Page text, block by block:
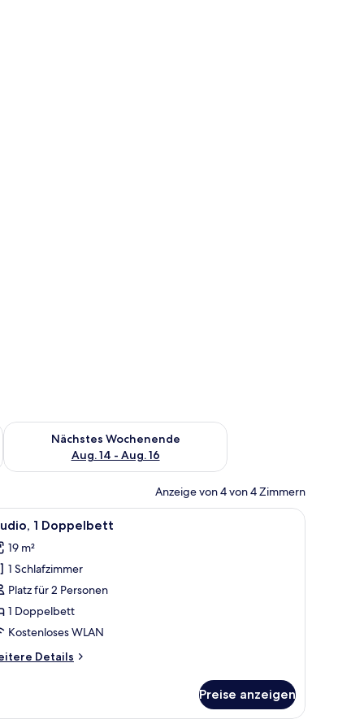
Aug. 7 - Aug. 9.
Nächstes Wochenende
Aug. 14 - Aug. 16
Überprüfe die Verfügbarkeit für nächstes Wochenende, Aug.
Anzeige von 4 von 4 Zimmern
mit Stühlen und Tisch.
zwei weißen Betten mit orangefarbenen Kissen und zwei Nachttischen.
Ein moderner Schreibtisch mit weißer
14 1 Doppelbett
19 m²
1 Schlafzimmer
Platz für 2 Personen
1 Doppelbett
Kostenloses WLAN
Details
Preise anzeigen